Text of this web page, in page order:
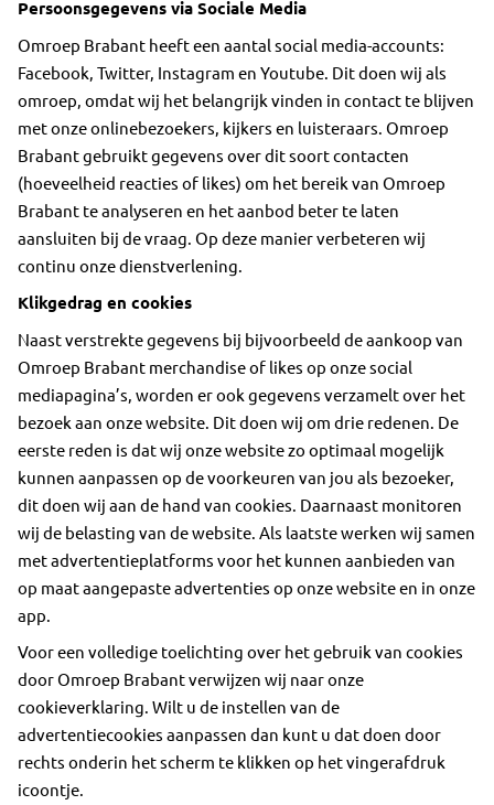
Persoonsgegevens via Sociale Media
Omroep Brabant heeft een aantal social media-accounts:
Facebook, Twitter, Instagram en Youtube. Dit doen wij als
omroep, omdat wij het belangrijk vinden in contact te blijven
met onze onlinebezoekers, kijkers en luisteraars. Omroep
Brabant gebruikt gegevens over dit soort contacten
(hoeveelheid reacties of likes) om het bereik van Omroep
Brabant te analyseren en het aanbod beter te laten
aansluiten bij de vraag. Op deze manier verbeteren wij
continu onze dienstverlening.
Klikgedrag en cookies
Naast verstrekte gegevens bij bijvoorbeeld de aankoop van
Omroep Brabant merchandise of likes op onze social
mediapagina’s, worden er ook gegevens verzamelt over het
bezoek aan onze website. Dit doen wij om drie redenen. De
eerste reden is dat wij onze website zo optimaal mogelijk
kunnen aanpassen op de voorkeuren van jou als bezoeker,
dit doen wij aan de hand van cookies. Daarnaast monitoren
wij de belasting van de website. Als laatste werken wij samen
met advertentieplatforms voor het kunnen aanbieden van
op maat aangepaste advertenties op onze website en in onze
app.
Voor een volledige toelichting over het gebruik van cookies
door Omroep Brabant verwijzen wij naar onze
cookieverklaring. Wilt u de instellen van de
advertentiecookies aanpassen dan kunt u dat doen door
rechts onderin het scherm te klikken op het vingerafdruk
icoontje.